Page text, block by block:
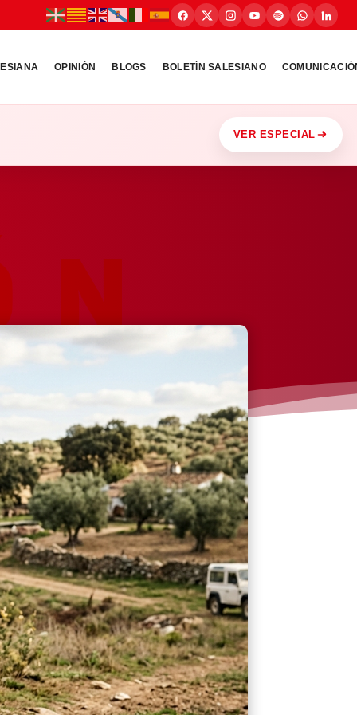
OPINIÓN BLOGS BOLETÍN SALESIANO
VER ESPECIAL